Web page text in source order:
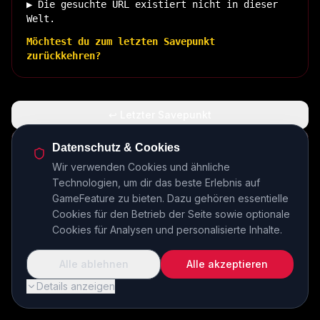
▶ Die gesuchte URL existiert nicht in dieser
Welt.
Möchtest du zum letzten Savepunkt
zurückkehren?
🏠 Zurück zur Basis
INSERT COIN TO CONTINUE...
Datenschutz & Cookies
Wir verwenden Cookies und ähnliche
Technologien, um dir das beste Erlebnis auf
GameFeature zu bieten. Dazu gehören essentielle
Cookies für den Betrieb der Seite sowie optionale
Cookies für Analysen und personalisierte Inhalte.
Details anzeigen
Alle ablehnen Alle akzeptieren